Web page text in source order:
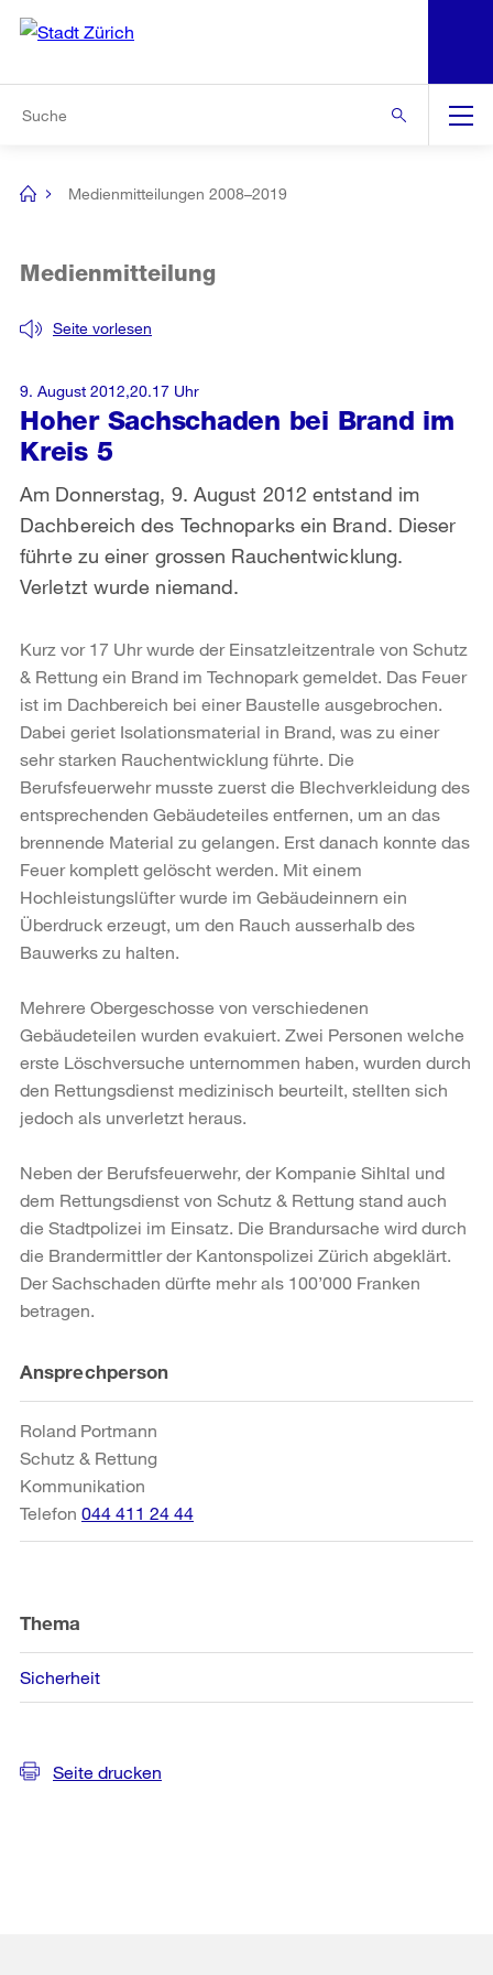
Navigation
[no
Medienmitteilungen 2008–2019
Hoher Sachschaden bei Brand im
Kreis 5
Seite vorlesen
Medienmitteilung
Am Donnerstag, 9. August 2012 entstand im
Dachbereich des Technoparks ein Brand. Dieser
führte zu einer grossen Rauchentwicklung.
Verletzt wurde niemand.
9. August 2012,20.17 Uhr
Kurz vor 17 Uhr wurde der Einsatzleitzentrale von Schutz
& Rettung ein Brand im Technopark gemeldet. Das Feuer
ist im Dachbereich bei einer Baustelle ausgebrochen.
Dabei geriet Isolationsmaterial in Brand, was zu einer
sehr starken Rauchentwicklung führte. Die
Berufsfeuerwehr musste zuerst die Blechverkleidung des
entsprechenden Gebäudeteiles entfernen, um an das
brennende Material zu gelangen. Erst danach konnte das
Feuer komplett gelöscht werden. Mit einem
Hochleistungslüfter wurde im Gebäudeinnern ein
Überdruck erzeugt, um den Rauch ausserhalb des
Bauwerks zu halten.
Mehrere Obergeschosse von verschiedenen
Gebäudeteilen wurden evakuiert. Zwei Personen welche
erste Löschversuche unternommen haben, wurden durch
den Rettungsdienst medizinisch beurteilt, stellten sich
jedoch als unverletzt heraus.
Neben der Berufsfeuerwehr, der Kompanie Sihltal und
dem Rettungsdienst von Schutz & Rettung stand auch
die Stadtpolizei im Einsatz. Die Brandursache wird durch
die Brandermittler der Kantonspolizei Zürich abgeklärt.
Der Sachschaden dürfte mehr als 100’000 Franken
betragen.
Weitere
Informationen
Ansprechperson
Roland Portmann
Schutz & Rettung
Kommunikation
Telefon 044 411 24 44
Thema
Sicherheit
Seite drucken